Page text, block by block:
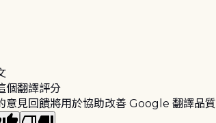
個翻譯評分
意見回饋將用於協助改善 Google 翻譯品質